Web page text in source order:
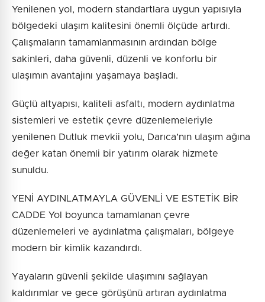
Yenilenen yol, modern standartlara uygun yapısıyla
bölgedeki ulaşım kalitesini önemli ölçüde artırdı.
Çalışmaların tamamlanmasının ardından bölge
sakinleri, daha güvenli, düzenli ve konforlu bir
ulaşımın avantajını yaşamaya başladı.
Güçlü altyapısı, kaliteli asfaltı, modern aydınlatma
sistemleri ve estetik çevre düzenlemeleriyle
yenilenen Dutluk mevkii yolu, Darıca’nın ulaşım ağına
değer katan önemli bir yatırım olarak hizmete
sunuldu.
YENİ AYDINLATMAYLA GÜVENLİ VE ESTETİK BİR
CADDE Yol boyunca tamamlanan çevre
düzenlemeleri ve aydınlatma çalışmaları, bölgeye
modern bir kimlik kazandırdı.
Yayaların güvenli şekilde ulaşımını sağlayan
kaldırımlar ve gece görüşünü artıran aydınlatma